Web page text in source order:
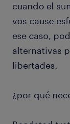
cuando el
vos cause
ese caso,
alternativas
libertades.
¿por qué